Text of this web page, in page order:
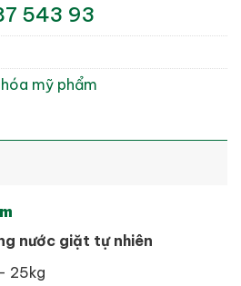
543 93
mỹ phẩm
nước giặt tự nhiên
25kg